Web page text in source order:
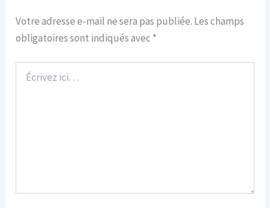
Votre adresse e-mail ne sera pas publiée. Les champs
obligatoires sont indiqués avec *
ici…